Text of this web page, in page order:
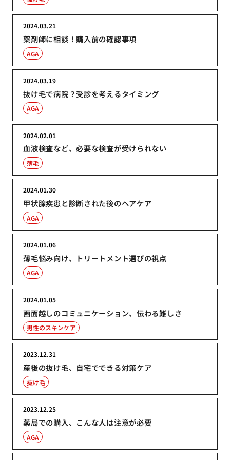
薬剤師に相談！購入前の確認事項
2024.03.21
AGA
抜け毛で病院？受診を考えるタイミング
2024.03.19
AGA
血液検査など、必要な検査が受けられない
2024.02.01
薄毛
甲状腺疾患と診断された後のヘアケア
2024.01.30
AGA
薄毛悩み向け、トリートメント選びの視点
2024.01.06
AGA
画面越しのコミュニケーション、伝わる難しさ
2024.01.05
男性のスキンケア
産後の抜け毛、自宅でできる対策ケア
2023.12.31
抜け毛
薬局での購入、こんな人は注意が必要
2023.12.25
AGA